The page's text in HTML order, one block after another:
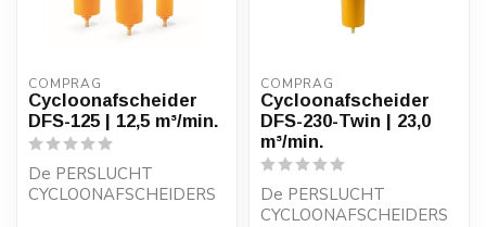
COMPRAG
Cycloonafscheider
DFS-125 | 12,5 m³/min.
De PERSLUCHT
CYCLOONAFSCHEIDERS
COMPRAG
Cycloonafscheider
DFS-230-Twin | 23,0
m³/min.
De PERSLUCHT
CYCLOONAFSCHEIDERS